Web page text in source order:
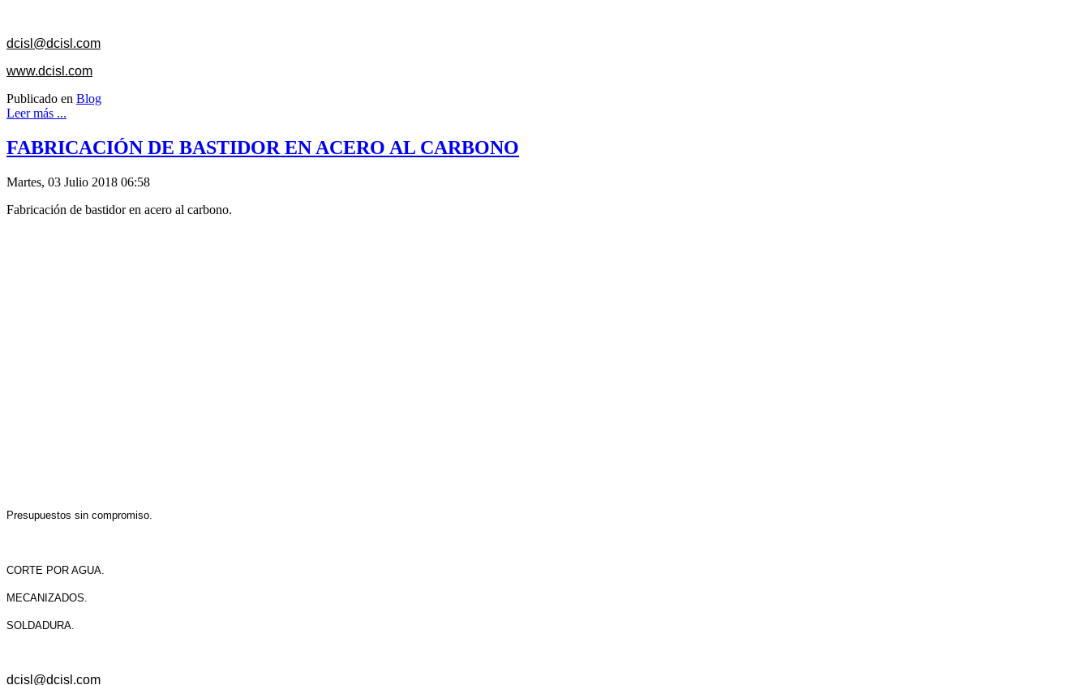
dcisl@dcisl.com
www.dcisl.com
Publicado en Blog
Leer más ...
FABRICACIÓN DE BASTIDOR EN ACERO AL CARBONO
Martes, 03 Julio 2018 06:58
Fabricación de bastidor en acero al carbono.
Presupuestos sin compromiso.
CORTE POR AGUA.
MECANIZADOS.
SOLDADURA.
dcisl@dcisl.com